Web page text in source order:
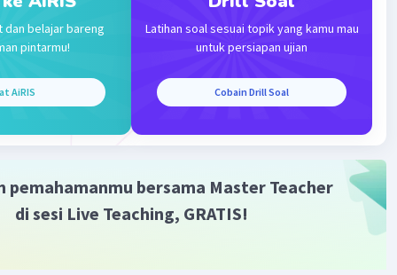
yang dimilikinya berasal dari legitimasi rakyat. Dengan
tetap memiliki peran aktif dalam mengawasi
dengan kepentingan dan kehendak mayoritas.
tersebut menunjukkan salah satu sifat kedaulatan
·5.0(2) Balas
dan belajar bareng
pintarmu!
AiRIS
Latihan soal sesuai topik yang kamu mau
untuk persiapan ujian
Cobain Drill Soal
pemahamanmu bersama Master Teacher
di sesi Live Teaching, GRATIS!